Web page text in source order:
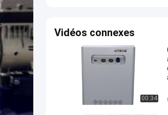
Vidéos connexes
00:34